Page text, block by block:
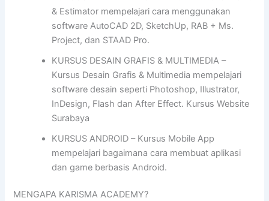
& Estimator mempelajari cara menggunakan
software AutoCAD 2D, SketchUp, RAB + Ms.
Project, dan STAAD Pro.
KURSUS DESAIN GRAFIS & MULTIMEDIA –
Kursus Desain Grafis & Multimedia mempelajari
software desain seperti Photoshop, Illustrator,
InDesign, Flash dan After Effect. Kursus Website
Surabaya
KURSUS ANDROID – Kursus Mobile App
mempelajari bagaimana cara membuat aplikasi
dan game berbasis Android.
MENGAPA KARISMA ACADEMY?